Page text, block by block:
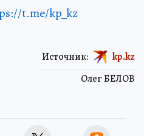
t.me/kp_kz
Олег БЕЛОВ
Источник: kp.kz